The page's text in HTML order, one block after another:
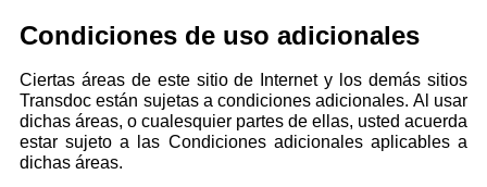
Condiciones de uso adicionales
Ciertas áreas de este sitio de Internet y los demás sitios
Transdoc están sujetas a condiciones adicionales. Al usar
dichas áreas, o cualesquier partes de ellas, usted acuerda
estar sujeto a las Condiciones adicionales aplicables a
dichas áreas.